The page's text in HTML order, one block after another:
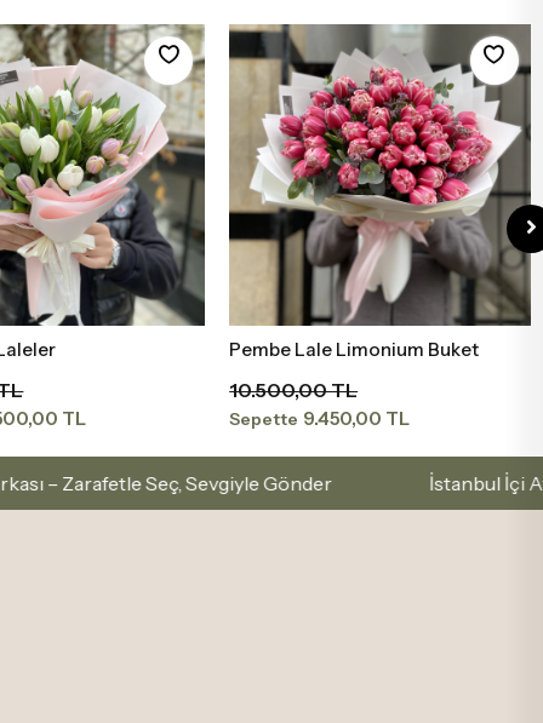
Sepete Ekle
Limonium Buket
TL
TL
Sepete Ekle
Pembe Lale 15 Lİ
4.500,00 TL
4.050,00 TL
Sevgiyle Gönder İstanbul İçi Aynı Gün Teslimat –